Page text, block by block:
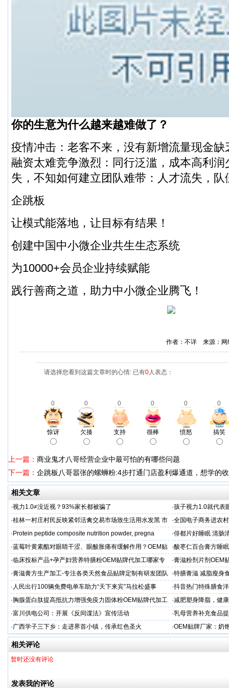
你的生意为什么越来越难做了？
疫情冲击：老客不来，没有新增流量现金
融资太难竞争激烈：同行泛滥，成本高利
失，不知如何建立团队难带：人才流失，队
企跳板
让模式能落地，让目标有结果！
创建中国中小微企业共生生态系统
为10000+会员企业持续赋能
践行善商之道，助力中小微企业腾飞！
作者：不详 来源：
请选择您看到这篇文章时的心情: 已有0人表态：
0 0 0 0 0 0
惊讶 欠揍 支持 很棒 愤怒 搞笑
上一篇： 商业鬼才八哥经营企业中最可怕的有哪些问题
下一篇： 企跳板八哥嚣张的螺蛳粉:4步打通门店盈利爆通道，想学的
相关文章
·视力1.0≠没近视？93%家长都被骗了 ·孩子视力1.0就代表
·桂林一村庄村民反映紧邻活禽交易市场致生活用水发黑 市
场称属“造谣”，联合调查组介入调查
·全国电子商务进农
利开班
· Protein peptide composite nutrition powder, pregna ·俳都片好睡眠 清肠
·蓝莓叶黄素酯对眼睛干涩、眼酸胀痛有缓解作用？OEM贴
牌代工
·酸枣仁百合膏方睡
厂
·临床投标产品+孕产妇营养特膳粉OEM贴牌代加工哪家专
业
·膏滋粉剂片剂OEM
·膏滋膏方生产加工-专注各类天然食品贴牌定制有研发团队
厂家
·特膳膏滋 减脂瘦身
务商
· 人民出行100辆免费电单车助力“天下来宾”马拉松盛事 ·抖音热门特殊膳食
牌加工
· 胸腺蛋白肽提高抵抗力增强免疫力固体粉OEM贴牌代加工
服务商
·减肥塑身降脂，健
服务商
·富川供电公司：开展《反间谍法》宣传活动 ·乳母营养补充食品
工
·广西学子三下乡：走进界首小镇，传承红色圣火 ·OEM贴牌厂家：奶
一步！
相关评论
暂时还没有评论
发表我的评论